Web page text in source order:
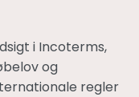
i Incoterms,
og
regler